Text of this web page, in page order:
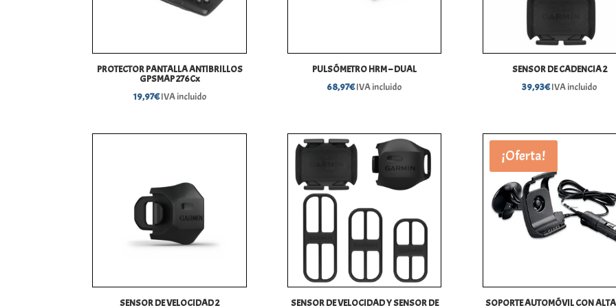
PROTECTOR PANTALLA ANTIBRILLOS
GPSMAP 276Cx
19,97€IVA incluido
PULSÓMETRO HRM – DUAL
68,97€IVA incluido
SENSOR DE CADENCIA 2
39,93€IVA incluido
SENSOR DE VELOCIDAD 2
SENSOR DE VELOCIDAD Y SENSOR DE
¡Oferta!
SOPORTE AUTOMÓVIL CON